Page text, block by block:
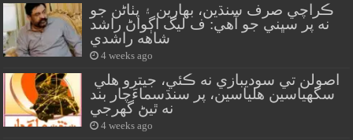
ڪراچي صرف سنڌين، بهارين ۽ پٺاڻن جو
نه پر سڀني جو آهي: ف ليگ اڳواڻ راشد
شاهه راشدي
4 weeks ago
سگهياسين هلياسين، پر سنڌسماءَچار بند
نه ٿيڻ گهرجي
4 weeks ago